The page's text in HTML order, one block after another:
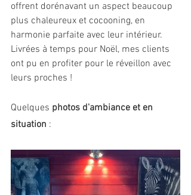
offrent dorénavant un aspect beaucoup
plus chaleureux et cocooning, en
harmonie parfaite avec leur intérieur.
Livrées à temps pour Noël, mes clients
ont pu en profiter pour le réveillon avec
leurs proches !
Quelques photos d'ambiance et en
situation :